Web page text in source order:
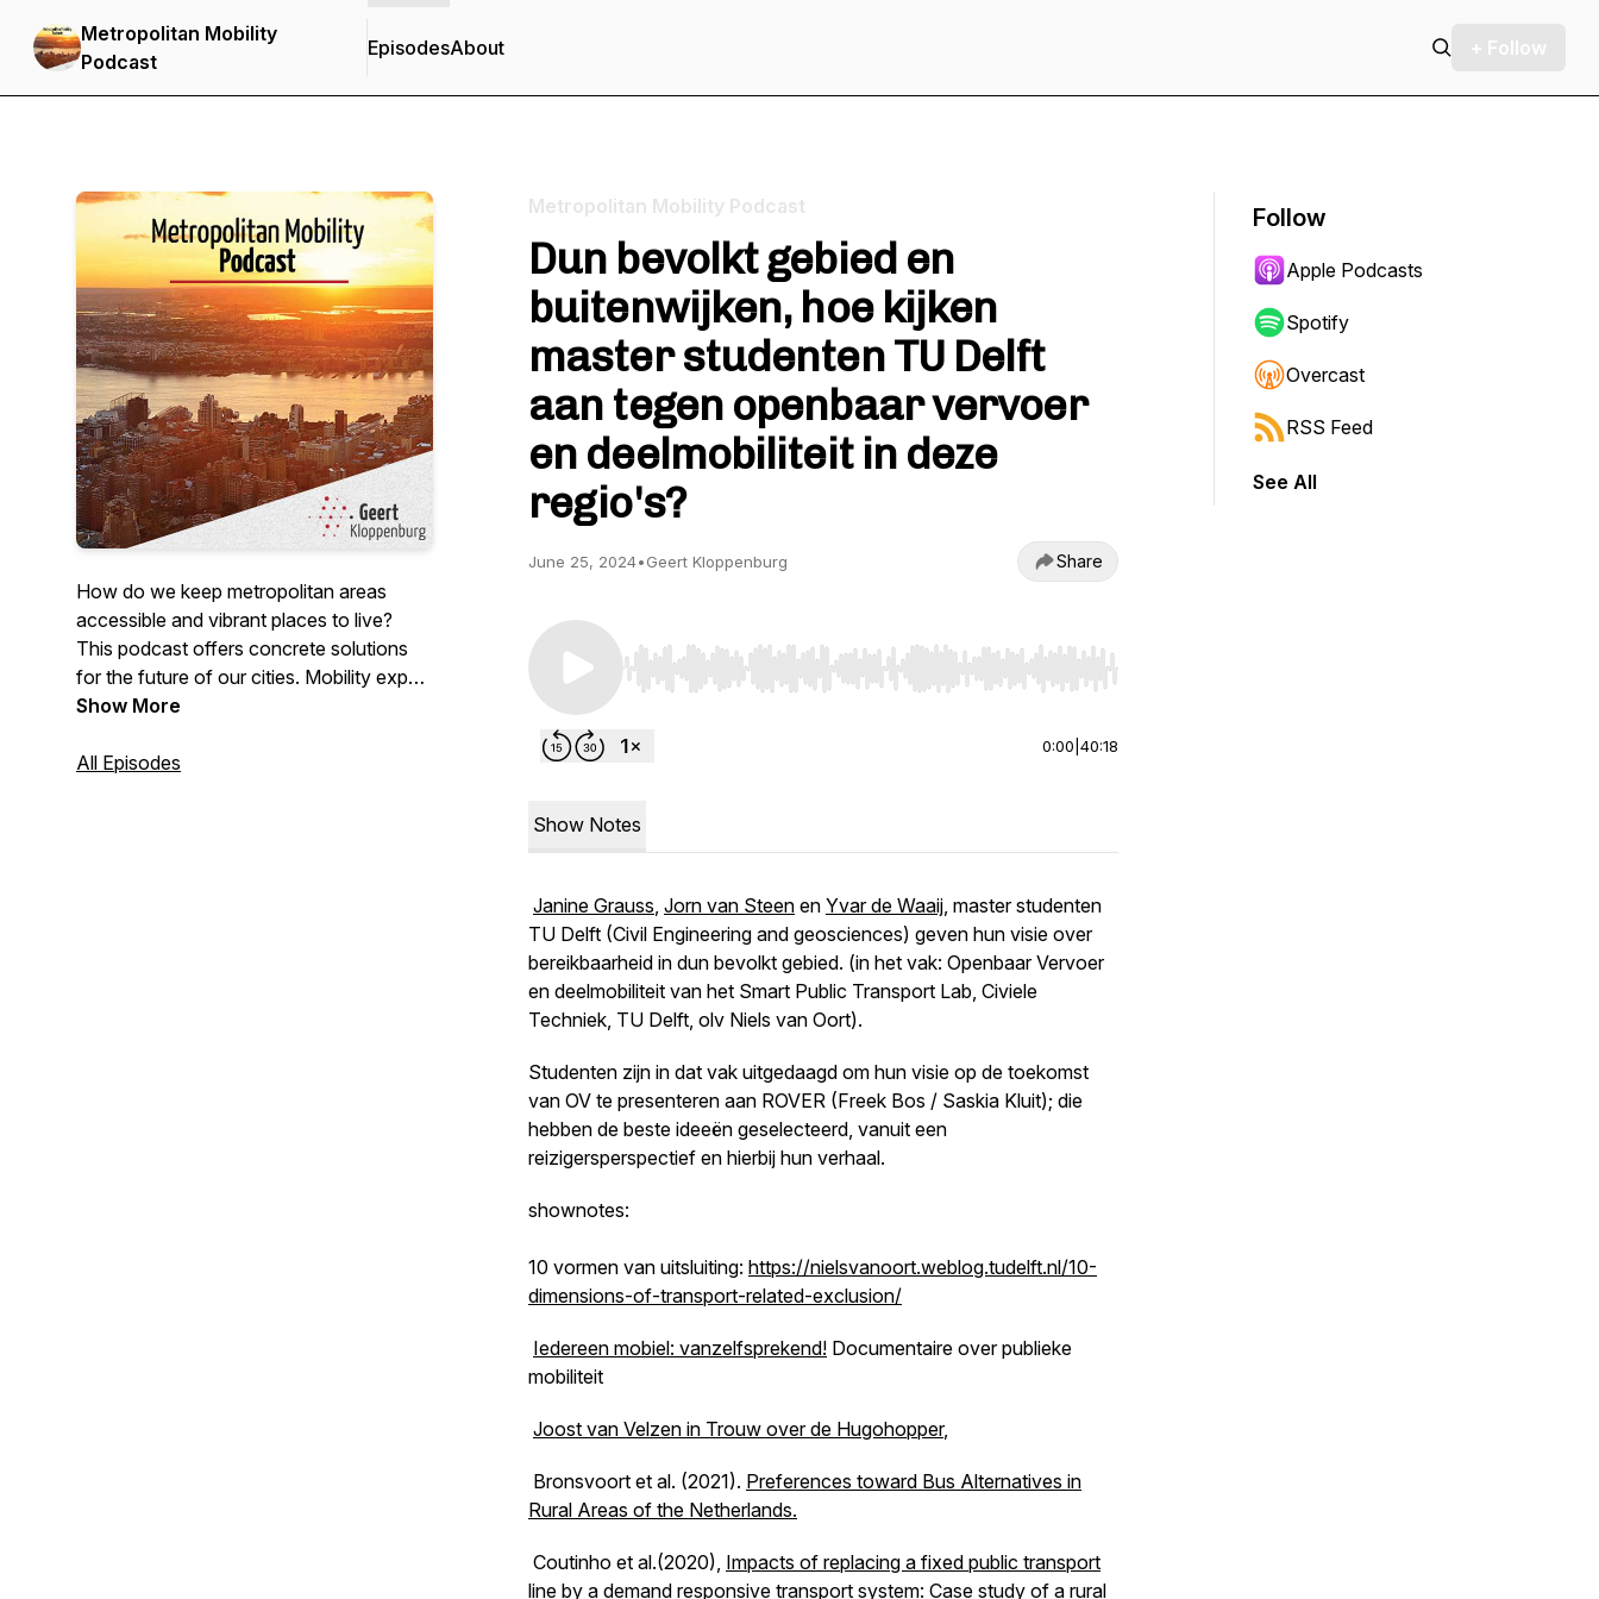
Metropolitan Mobility
Podcast
EpisodesAbout + Follow
How do we keep metropolitan areas
accessible and vibrant places to live?
This podcast offers concrete solutions
for the future of our cities. Mobility expert
Geert Kloppenburg in conversation with
policy-makers.
Show More
All Episodes
Metropolitan Mobility Podcast
Dun bevolkt gebied en
buitenwijken, hoe kijken
master studenten TU Delft
aan tegen openbaar vervoer
en deelmobiliteit in deze
regio's?
June 25, 2024•Geert Kloppenburg Share
Use Left/Right to seek, Home/End to jump to start or end. Hold shift to jump forward or backward.
0:00 40:18
Show Notes
Janine Grauss, Jorn van Steen en Yvar de Waaij, master studenten
TU Delft (Civil Engineering and geosciences) geven hun visie over
bereikbaarheid in dun bevolkt gebied. (in het vak: Openbaar Vervoer
en deelmobiliteit van het Smart Public Transport Lab, Civiele
Techniek, TU Delft, olv Niels van Oort).
Studenten zijn in dat vak uitgedaagd om hun visie op de toekomst
van OV te presenteren aan ROVER (Freek Bos / Saskia Kluit); die
hebben de beste ideeën geselecteerd, vanuit een
reizigersperspectief en hierbij hun verhaal.
shownotes:
10 vormen van uitsluiting: https://nielsvanoort.weblog.tudelft.nl/10-
dimensions-of-transport-related-exclusion/
Iedereen mobiel: vanzelfsprekend! Documentaire over publieke
mobiliteit
Joost van Velzen in Trouw over de Hugohopper,
Bronsvoort et al. (2021). Preferences toward Bus Alternatives in
Rural Areas of the Netherlands.
Coutinho et al.(2020), Impacts of replacing a fixed public transport
line by a demand responsive transport system: Case study of a rural
Follow
Apple Podcasts
Spotify
Overcast
RSS Feed
See All